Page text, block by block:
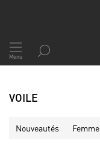
Allez
au
contenu
Menu
VOILE
Nouveautés Femme